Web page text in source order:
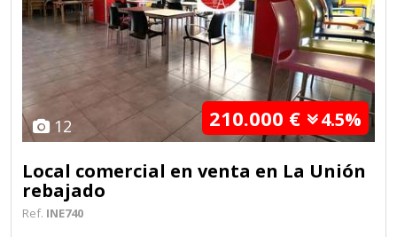
12 210.000 € 4.5%
Local comercial en venta en La Unión
rebajado
Ref. INE740